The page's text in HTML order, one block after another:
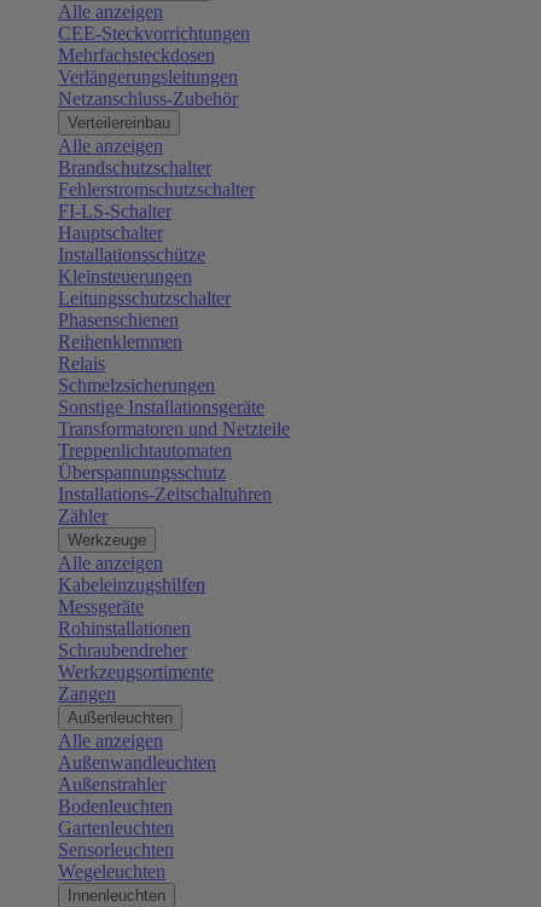
Alle anzeigen
CEE-Steckvorrichtungen
Mehrfachsteckdosen
Verlängerungsleitungen
Netzanschluss-Zubehör
Verteilereinbau
Alle anzeigen
Brandschutzschalter
Fehlerstromschutzschalter
FI-LS-Schalter
Hauptschalter
Installationsschütze
Kleinsteuerungen
Leitungsschutzschalter
Phasenschienen
Reihenklemmen
Relais
Schmelzsicherungen
Sonstige Installationsgeräte
Transformatoren und Netzteile
Treppenlichtautomaten
Überspannungsschutz
Installations-Zeitschaltuhren
Zähler
Werkzeuge
Alle anzeigen
Kabeleinzugshilfen
Messgeräte
Rohinstallationen
Schraubendreher
Werkzeugsortimente
Zangen
Außenleuchten
Alle anzeigen
Außenwandleuchten
Außenstrahler
Bodenleuchten
Gartenleuchten
Sensorleuchten
Wegeleuchten
Innenleuchten